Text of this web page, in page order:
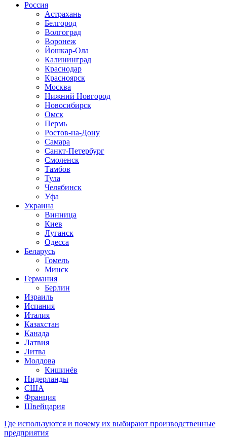
Россия
Астрахань
Белгород
Волгоград
Воронеж
Йошкар-Ола
Калининград
Краснодар
Красноярск
Москва
Нижний Новгород
Новосибирск
Омск
Пермь
Ростов-на-Дону
Самара
Санкт-Петербург
Смоленск
Тамбов
Тула
Челябинск
Уфа
Украина
Винница
Киев
Луганск
Одесса
Беларусь
Гомель
Минск
Германия
Берлин
Израиль
Испания
Италия
Казахстан
Канада
Латвия
Литва
Молдова
Кишинёв
Нидерланды
США
Франция
Швейцария
Где используются и почему их выбирают производственные
предприятия